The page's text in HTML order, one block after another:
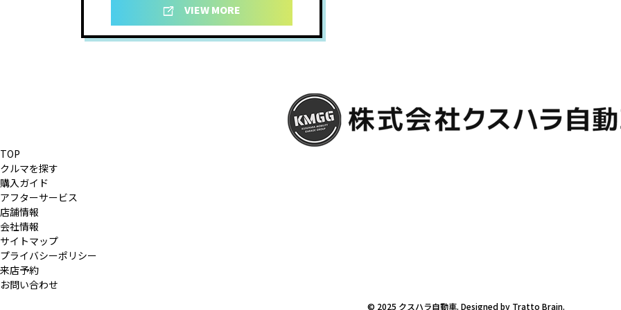
VIEW MORE
TOP
クルマを探す
購入ガイド
アフターサービス
店舗情報
会社情報
サイトマップ
プライバシーポリシー
来店予約
お問い合わせ
© 2025 クスハラ自動車. Designed by Tratto Brain.